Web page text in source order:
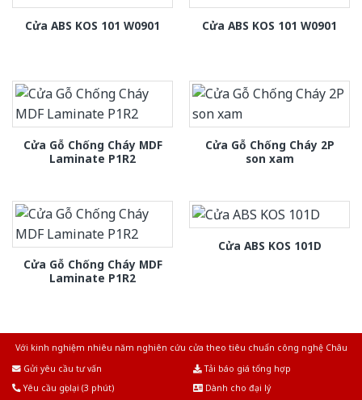
Cửa ABS KOS 101 W0901 Cửa ABS KOS 101 W0901
Cửa Gỗ Chống Cháy MDF
Laminate P1R2
Cửa Gỗ Chống Cháy 2P
son xam
Cửa Gỗ Chống Cháy MDF
Laminate P1R2
Cửa ABS KOS 101D
Với kinh nghiệm nhiêu năm nghiên cứu cửa theo tiêu chuẩn công nghệ Châu
Gửi yêu cầu tư vấn
Tải báo giá tổng hợp
Yêu cầu gọi lại (3 phút)
Dành cho đại lý